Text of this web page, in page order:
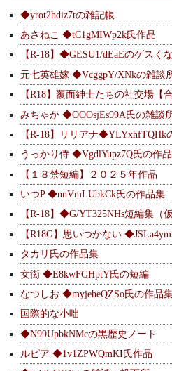
◆yrot2hdiz7tの雑記帳
あさねこ ◆tC1gMIWp2k氏作品
【R-18】◆GESU1/dEaEのゲスく
元七英雄嫁 ◆VcggpY/XNkの雑談
【R18】覆面紳士たちの社交場【
みちゃか ◆OOOsjEs99A氏の雑談
【R-18】リリアナ◆YLYxhfTQHk
うっかり侍 ◆VgdlYupz7Q氏の作
【１８禁短編】２０２５年作品
いつP ◆nnVmLUbkCk氏の作品集
【R-18】◆G/YT325NHs短編集（
【R18G】思いつかない
タカリ氏の作品集
女衒 ◆E8kwFGHptY氏の短編
なつしお ◆myjeheQZSo氏の作品
国際的な小咄
◆N99UpbkNMcの黒歴史ノート
ルピア ◆1v1ZPWQmKI氏作品